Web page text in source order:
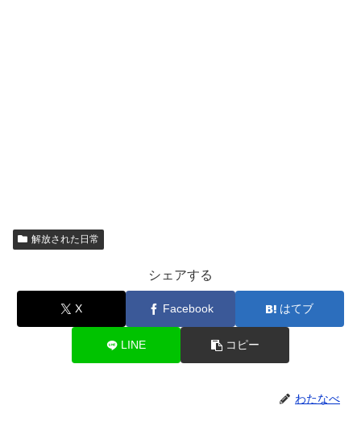
解放された日常
シェアする
X Facebook はてブ
LINE コピー
わたなべ